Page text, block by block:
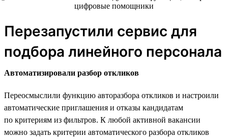
Перезапустили сервис для
подбора линейного персонала
Автоматизировали разбор откликов
Переосмыслили функцию авторазбора откликов и настроили
автоматические приглашения и отказы кандидатам
по критериям из фильтров. К любой активной вакансии
можно задать критерии автоматического разбора откликов